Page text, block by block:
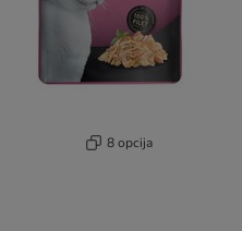
8 opcija